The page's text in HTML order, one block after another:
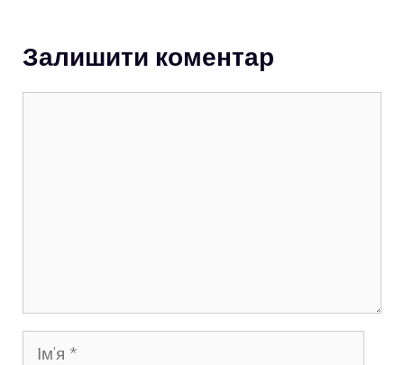
Залишити коментар
Ім’я